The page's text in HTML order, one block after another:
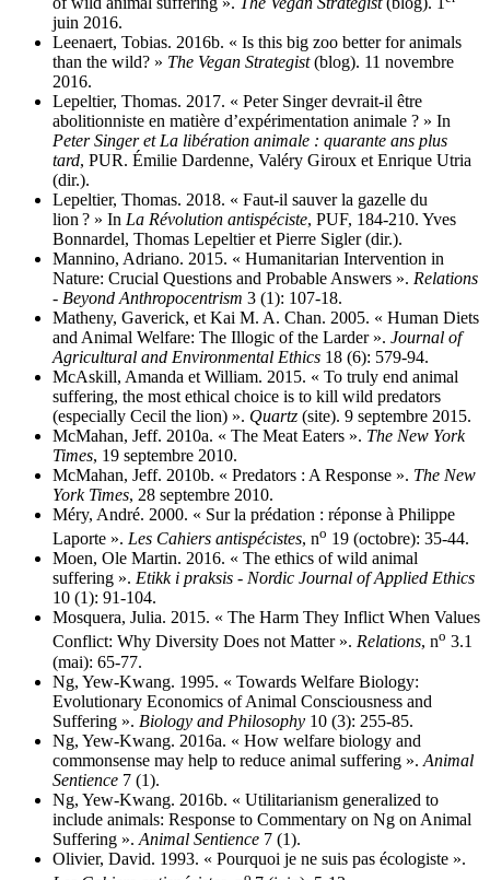
juin 2016.
Leenaert, Tobias. 2016b. « Is this big zoo better for animals
than the wild? » The Vegan Strategist(blog). 11 novembre
2016.
Lepeltier, Thomas. 2017. « Peter Singer devrait-il être
abolitionniste en matière d’expérimentation animale ? » In
Peter Singer et La libération animale : quarante ans plus
tard, PUR. Émilie Dardenne, Valéry Giroux et Enrique Utria
(dir.).
Lepeltier, Thomas. 2018. « Faut-il sauver la gazelle du
lion ? » In La Révolution antispéciste, PUF, 184‑210. Yves
Bonnardel, Thomas Lepeltier et Pierre Sigler (dir.).
Mannino, Adriano. 2015. « Humanitarian Intervention in
Nature: Crucial Questions and Probable Answers ». Relations
- Beyond Anthropocentrism 3 (1): 107‑18.
Matheny, Gaverick, et Kai M. A. Chan. 2005. « Human Diets
and Animal Welfare: The Illogic of the Larder ». Journal of
Agricultural and Environmental Ethics 18 (6): 579‑94.
McAskill, Amanda et William. 2015. « To truly end animal
suffering, the most ethical choice is to kill wild predators
(especially Cecil the lion) ». Quartz (site). 9 septembre 2015.
McMahan, Jeff. 2010a. « The Meat Eaters ». The New York
Times, 19 septembre 2010.
McMahan, Jeff. 2010b. « Predators : A Response ». The New
York Times, 28 septembre 2010.
Méry, André. 2000. « Sur la prédation : réponse à Philippe
Laporte ». Les Cahiers antispécistes, no 19 (octobre): 35‑44.
Moen, Ole Martin. 2016. « The ethics of wild animal
suffering ». Etikk i praksis - Nordic Journal of Applied Ethics
10 (1): 91‑104.
Mosquera, Julia. 2015. « The Harm They Inflict When Values
Conflict: Why Diversity Does not Matter ». Relations, no 3.1
(mai): 65‑77.
Ng, Yew-Kwang. 1995. « Towards Welfare Biology:
Evolutionary Economics of Animal Consciousness and
Suffering ». Biology and Philosophy 10 (3): 255‑85.
Ng, Yew-Kwang. 2016a. « How welfare biology and
commonsense may help to reduce animal suffering ». Animal
Sentience 7 (1).
Ng, Yew-Kwang. 2016b. « Utilitarianism generalized to
include animals: Response to Commentary on Ng on Animal
Suffering ». Animal Sentience 7 (1).
Olivier, David. 1993. « Pourquoi je ne suis pas écologiste ».